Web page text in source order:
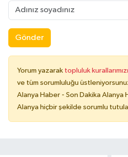
Gönder
Yorum yazarak topluluk kurallarımızı
ve tüm sorumluluğu
Alanya Haber - Son Dakika
Alanya hiçbir şekilde sorumlu